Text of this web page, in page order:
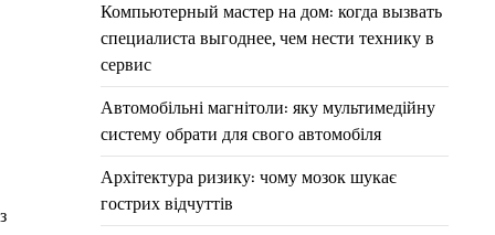
Компьютерный мастер на дом: когда вызвать
специалиста выгоднее, чем нести технику в
сервис
Автомобільні магнітоли: яку мультимедійну
систему обрати для свого автомобіля
Архітектура ризику: чому мозок шукає
гострих відчуттів